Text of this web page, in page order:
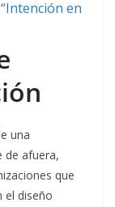
una
de afuera,
que
el diseño